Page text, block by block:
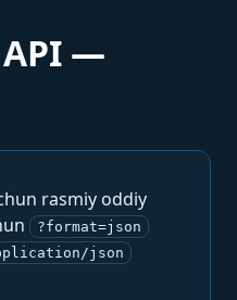
—
rasmiy oddiy
?format=json
json